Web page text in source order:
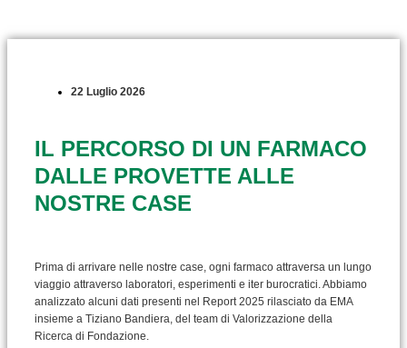
22 Luglio 2026
IL PERCORSO DI UN FARMACO
DALLE PROVETTE ALLE
NOSTRE CASE
Prima di arrivare nelle nostre case, ogni farmaco attraversa un lungo
viaggio attraverso laboratori, esperimenti e iter burocratici. Abbiamo
analizzato alcuni dati presenti nel Report 2025 rilasciato da EMA
insieme a Tiziano Bandiera, del team di Valorizzazione della
Ricerca di Fondazione.